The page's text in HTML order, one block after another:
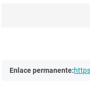
Enlace permanente: